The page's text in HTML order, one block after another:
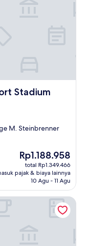
Stadium
Westshore
M. Steinbrenner
Harga
sekarang
Rp1.188.958
Rp1.188.958
total Rp1.349.466
pajak & biaya lainnya
10 Agu - 11 Agu
Airport Spruce